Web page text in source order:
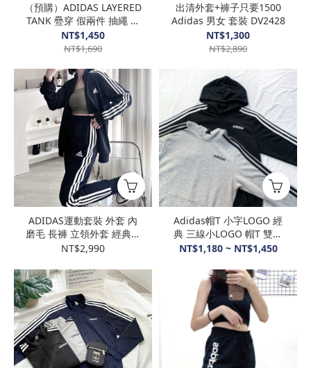
（預購）ADIDAS LAYERED
TANK 疉穿 假兩件 抽繩 背
心
NT$1,450
NT$1,690
出清外套+褲子只要1500
Adidas 男女 套裝 DV2428
NT$1,300
NT$2,890
ADIDAS運動套裝 外套 內
磨毛 長褲 立領外套 經典三
線 超值優惠價 IC6747
NT$2,990
Adidas帽T 小字LOGO 經
典 三線小LOGO 帽T 雙色
DU0498
NT$1,180 ~ NT$1,450